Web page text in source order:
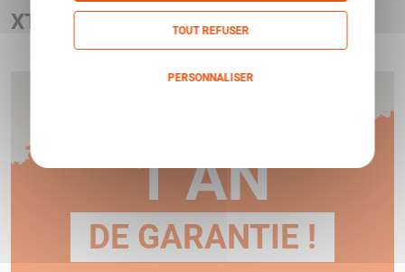
XTR II 5-25X50 MM
1 AN
DE GARANTIE !
TOUT REFUSER
PERSONNALISER